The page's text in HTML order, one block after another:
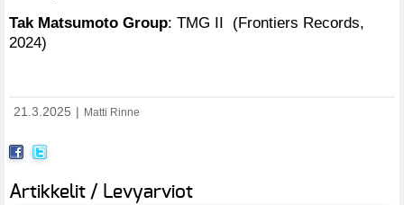
Tak Matsumoto Group: TMG II (Frontiers Records,
2024)
21.3.2025 Matti Rinne
Artikkelit / Levyarviot